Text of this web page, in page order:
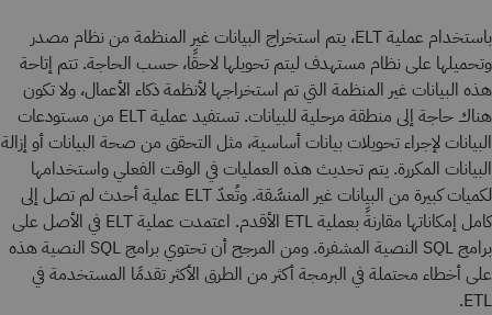
باستخدام عملية ELT، يتم استخراج البيانات غير المنظمة من نظام مصدر
وتحميلها على نظام مستهدف ليتم تحويلها لاحقًا، حسب الحاجة. تتم إتاحة
هذه البيانات غير المنظمة التي تم استخراجها لأنظمة ذكاء الأعمال، ولا تكون
هناك حاجة إلى منطقة مرحلية للبيانات. تستفيد عملية ELT من مستودعات
البيانات لإجراء تحويلات بيانات أساسية، مثل التحقق من صحة البيانات أو إزالة
البيانات المكررة. يتم تحديث هذه العمليات في الوقت الفعلي واستخدامها
لكميات كبيرة من البيانات غير المنسَّقة. وتُعدّ ELT عملية أحدث لم تصل إلى
كامل إمكاناتها مقارنةً بعملية ETL الأقدم. اعتمدت عملية ELT في الأصل على
برامج SQL النصية المشفرة. ومن المرجح أن تحتوي برامج SQL النصية هذه
على أخطاء محتملة في البرمجة أكثر من الطرق الأكثر تقدمًا المستخدمة في
ETL.